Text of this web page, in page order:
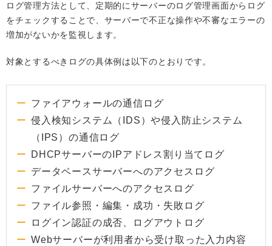
ログ管理方法として、定期的にサーバーのログ管理画面からログ
をチェックすることで、サーバーで不正な操作や不審なエラーの
増加がないかを監視します。
対象とするべきログの具体例は以下のとおりです。
ファイアウォールの通信ログ
侵入検知システム（IDS）や侵入防止システム
（IPS）の通信ログ
DHCPサーバーのIPアドレス割り当てログ
データベースサーバーへのアクセスログ
ファイルサーバーへのアクセスログ
ファイル参照・編集・成功・失敗ログ
ログイン認証の成否、ログアウトログ
Webサーバーが利用者から受け取った入力内容